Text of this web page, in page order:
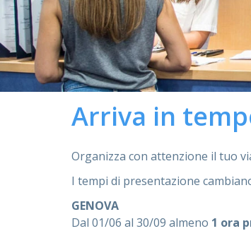
Arriva in
Organizza con attenzione il tuo
I tempi di presentazione
GENOVA
Dal 01/06 al 30/09 almeno 1 ora